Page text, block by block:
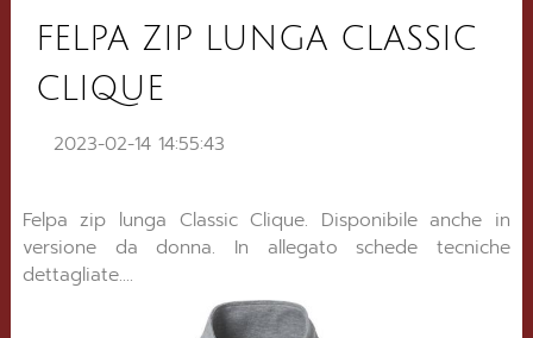
FELPA ZIP LUNGA CLASSIC
CLIQUE
2023-02-14 14:55:43
Felpa zip lunga Classic Clique. Disponibile anche in
versione da donna. In allegato schede tecniche
dettagliate....